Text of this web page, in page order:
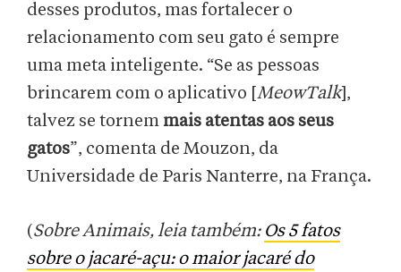
desses produtos, mas fortalecer o
relacionamento com seu gato é sempre
uma meta inteligente. “Se as pessoas
brincarem com o aplicativo [MeowTalk],
talvez se tornem mais atentas aos seus
gatos”, comenta de Mouzon, da
Universidade de Paris Nanterre, na França.
(Sobre Animais, leia também: Os 5 fatos
sobre o jacaré-açu: o maior jacaré do